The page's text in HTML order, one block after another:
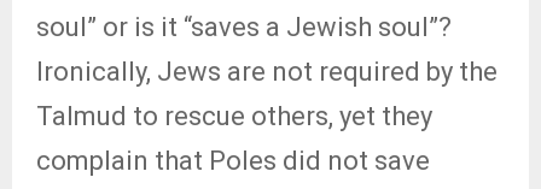
soul” or is it “saves a Jewish soul”?
Ironically, Jews are not required by the
Talmud to rescue others, yet they
complain that Poles did not save